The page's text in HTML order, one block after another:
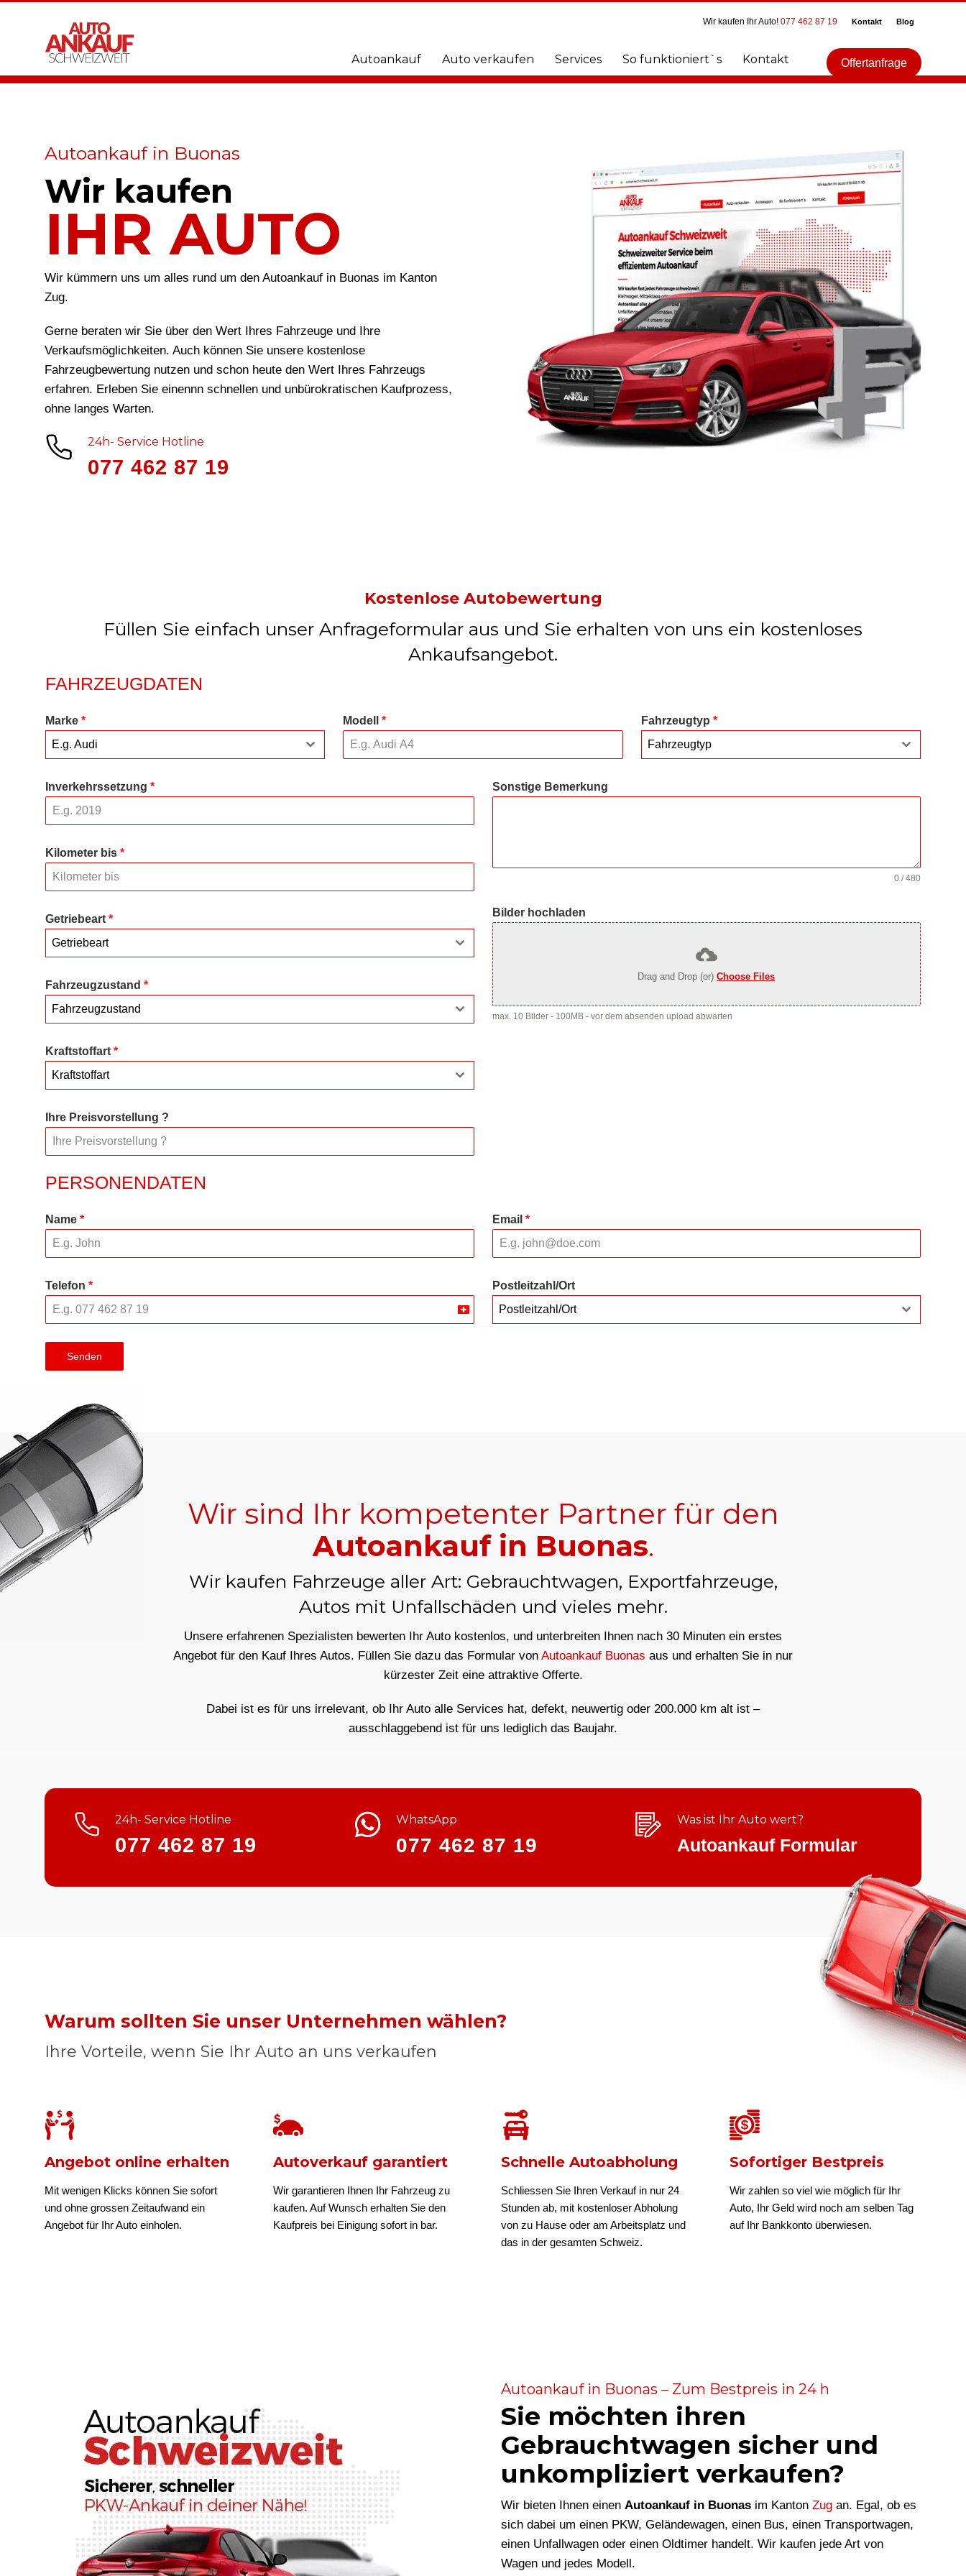
Wir kaufen Ihr Auto! 077 462 87 19 Kontakt Blog
Autoankauf Auto verkaufen Services So funktioniert`s Kontakt Offertanfrage
Autoankauf in Buonas
Wir kaufen
IHR AUTO
Wir kümmern uns um alles rund um den Autoankauf in Buonas im Kanton
Zug.
Gerne beraten wir Sie über den Wert Ihres Fahrzeuge und Ihre
Verkaufsmöglichkeiten. Auch können Sie unsere kostenlose
Fahrzeugbewertung nutzen und schon heute den Wert Ihres Fahrzeugs
erfahren. Erleben Sie einennn schnellen und unbürokratischen Kaufprozess,
ohne langes Warten.
24h- Service Hotline
077 462 87 19
Kostenlose Autobewertung
Füllen Sie einfach unser Anfrageformular aus und Sie erhalten von uns ein kostenloses
Ankaufsangebot.
FAHRZEUGDATEN
Marke *
E.g. Audi
Modell* Fahrzeugtyp *
Fahrzeugtyp
Inverkehrssetzung *
Kilometer bis *
Getriebeart *
Getriebeart
Fahrzeugzustand *
Fahrzeugzustand
Kraftstoffart *
Kraftstoffart
Ihre Preisvorstellung ?
Sonstige Bemerkung
0 / 480
Bilder hochladen
Drag and Drop (or)Choose Files
max. 10 Bilder - 100MB - vor dem absenden upload abwarten
PERSONENDATEN
Name * Email *
Telefon *
Switzerland
Postleitzahl/Ort
Postleitzahl/Ort
Senden
Wir sind Ihr kompetenter Partner für den
Autoankauf in Buonas.
Wir kaufen Fahrzeuge aller Art: Gebrauchtwagen, Exportfahrzeuge,
Autos mit Unfallschäden und vieles mehr.
Unsere erfahrenen Spezialisten bewerten Ihr Auto kostenlos, und unterbreiten Ihnen nach 30 Minuten ein erstes
Angebot für den Kauf Ihres Autos. Füllen Sie dazu das Formular von Autoankauf Buonas aus und erhalten Sie in nur
kürzester Zeit eine attraktive Offerte.
Dabei ist es für uns irrelevant, ob Ihr Auto alle Services hat, defekt, neuwertig oder 200.000 km alt ist –
ausschlaggebend ist für uns lediglich das Baujahr.
24h- Service Hotline
077 462 87 19
WhatsApp
077 462 87 19
Was ist Ihr Auto wert?
Autoankauf Formular
Warum sollten Sie unser Unternehmen wählen?
Ihre Vorteile, wenn Sie Ihr Auto an uns verkaufen
Angebot online erhalten
Mit wenigen Klicks können Sie sofort
und ohne grossen Zeitaufwand ein
Angebot für Ihr Auto einholen.
Autoverkauf garantiert
Wir garantieren Ihnen Ihr Fahrzeug zu
kaufen. Auf Wunsch erhalten Sie den
Kaufpreis bei Einigung sofort in bar.
Schnelle Autoabholung
Schliessen Sie Ihren Verkauf in nur 24
Stunden ab, mit kostenloser Abholung
von zu Hause oder am Arbeitsplatz und
das in der gesamten Schweiz.
Sofortiger Bestpreis
Wir zahlen so viel wie möglich für Ihr
Auto, Ihr Geld wird noch am selben Tag
auf Ihr Bankkonto überwiesen.
Autoankauf in Buonas – Zum Bestpreis in 24 h
Sie möchten ihren
Gebrauchtwagen sicher und
unkompliziert verkaufen?
Wir bieten Ihnen einen Autoankauf in Buonas im Kanton Zug an. Egal, ob es
sich dabei um einen PKW, Geländewagen, einen Bus, einen Transportwagen,
einen Unfallwagen oder einen Oldtimer handelt. Wir kaufen jede Art von
Wagen und jedes Modell.